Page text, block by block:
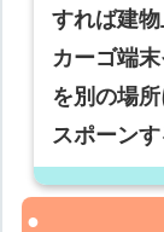
すれば建
カーゴ端
を別の場
スポーン